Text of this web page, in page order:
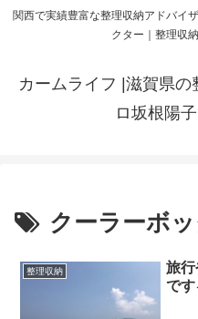
関西で実績豊富な整理収納アドバイ
クター｜整理収
カームライフ |滋賀県
ロ坂根陽
クーラーボ
整理収納
旅
です